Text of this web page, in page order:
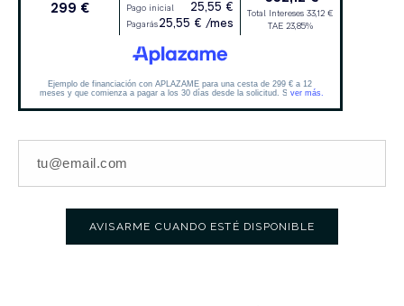
AVISARME CUANDO ESTÉ DISPONIBLE